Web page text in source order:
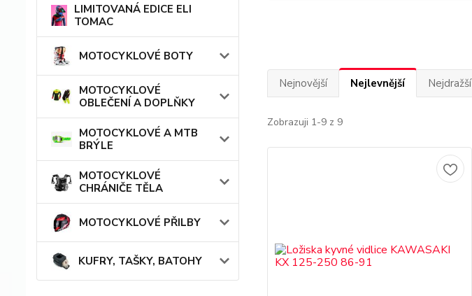
LIMITOVANÁ EDICE ELI
TOMAC
MOTOCYKLOVÉ BOTY
MOTOCYKLOVÉ
OBLEČENÍ A DOPLŇKY
MOTOCYKLOVÉ A MTB
BRÝLE
MOTOCYKLOVÉ
CHRÁNIČE TĚLA
MOTOCYKLOVÉ PŘILBY
KUFRY, TAŠKY, BATOHY
Nejnovější Nejlevnější Nejdražší
Zobrazuji 1-9 z 9